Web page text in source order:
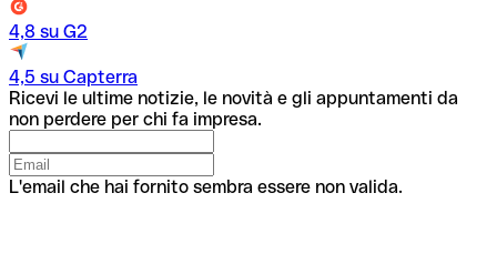
4,8 su G2
4,5 su Capterra
Ricevi le ultime notizie, le novità e gli appuntamenti da
non perdere per chi fa impresa.
L'email che hai fornito sembra essere non valida.